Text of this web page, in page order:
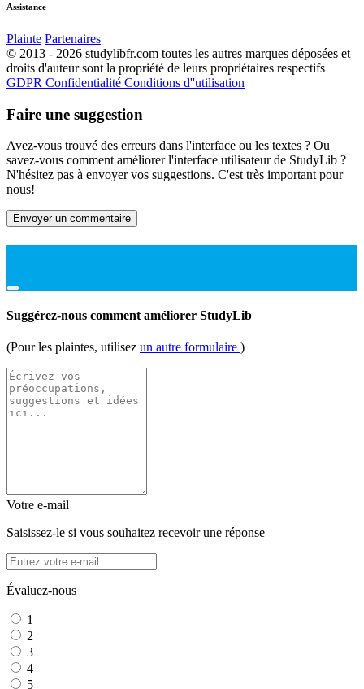
Assistance
Plainte Partenaires
© 2013 - 2026 studylibfr.com toutes les autres marques déposées et
droits d'auteur sont la propriété de leurs propriétaires respectifs
GDPR Confidentialité Conditions d''utilisation
Faire une suggestion
Avez-vous trouvé des erreurs dans l'interface ou les textes ? Ou
savez-vous comment améliorer l'interface utilisateur de StudyLib ?
N'hésitez pas à envoyer vos suggestions. C'est très important pour
nous!
Envoyer un commentaire
Suggérez-nous comment améliorer StudyLib
(Pour les plaintes, utilisez un autre formulaire )
Votre e-mail
Saisissez-le si vous souhaitez recevoir une réponse
Évaluez-nous
1
2
3
4
5